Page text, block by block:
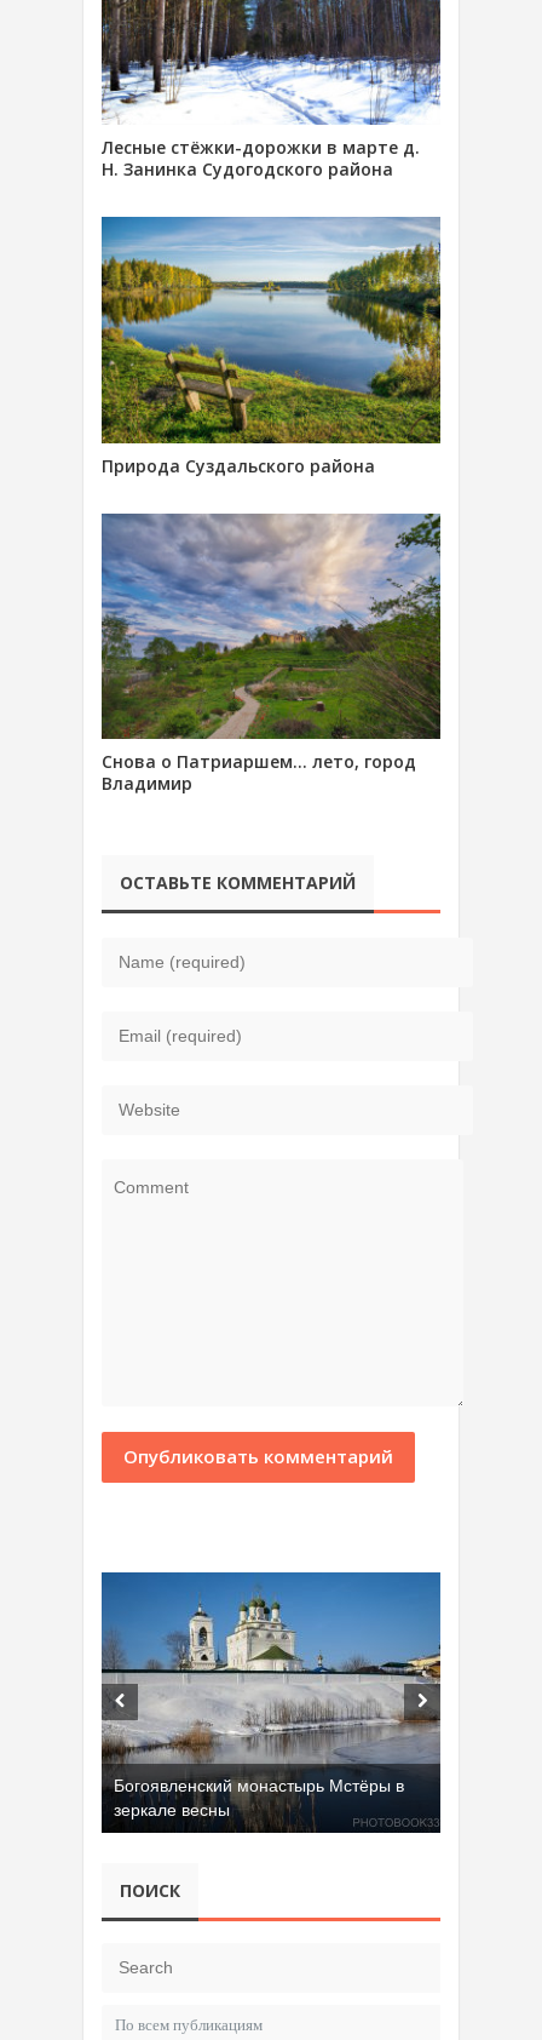
Лесные стёжки-дорожки в марте д.
Н. Занинка Судогодского района
Природа Суздальского района
Снова о Патриаршем… лето, город
Владимир
ОСТАВЬТЕ КОММЕНТАРИЙ
Богоявленский монастырь Мстёры в
зеркале весны
ПОИСК